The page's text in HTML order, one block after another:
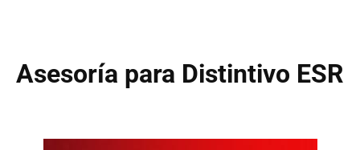
Asesoría para Distintivo ESR